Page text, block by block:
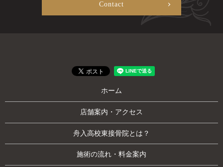
Contact
ホーム
店舗案内・アクセス
舟入高校東接骨院とは？
施術の流れ・料金案内